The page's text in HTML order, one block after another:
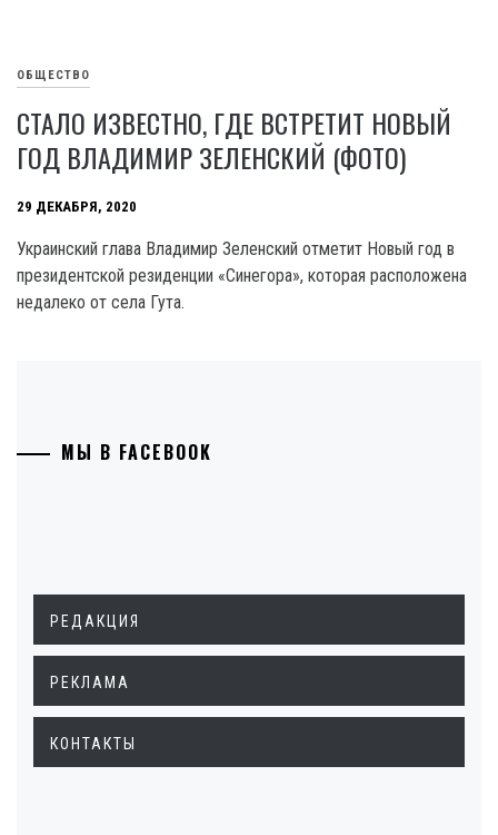
ОБЩЕСТВО
СТАЛО ИЗВЕСТНО, ГДЕ ВСТРЕТИТ НОВЫЙ
ГОД ВЛАДИМИР ЗЕЛЕНСКИЙ (ФОТО)
29 ДЕКАБРЯ, 2020
Украинский глава Владимир Зеленский отметит Новый год в
президентской резиденции «Синегора», которая расположена
недалеко от села Гута.
МЫ В FACEBOOK
РЕДАКЦИЯ
РЕКЛАМА
КОНТАКТЫ